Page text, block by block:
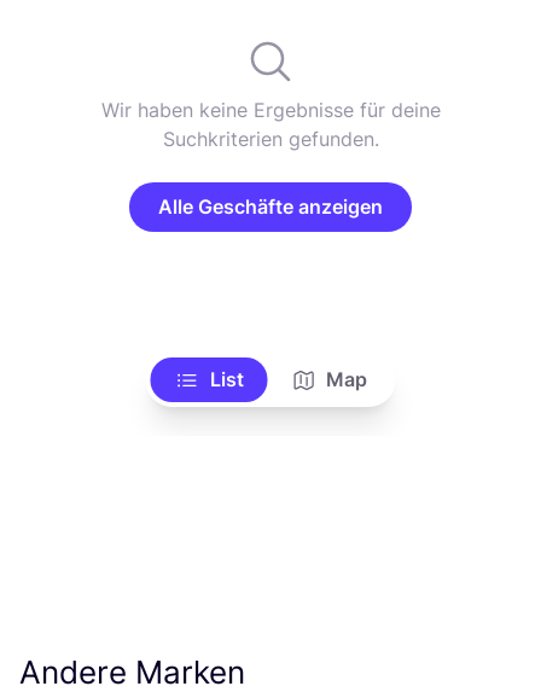
Wir haben keine Ergebnisse für deine
Suchkriterien gefunden.
Alle Geschäfte anzeigen
List Map
Andere Marken